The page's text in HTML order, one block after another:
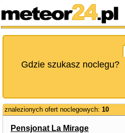
Gdzie szukasz noclegu?
znalezionych ofert noclegowych: 10
Pensjonat La Mirage